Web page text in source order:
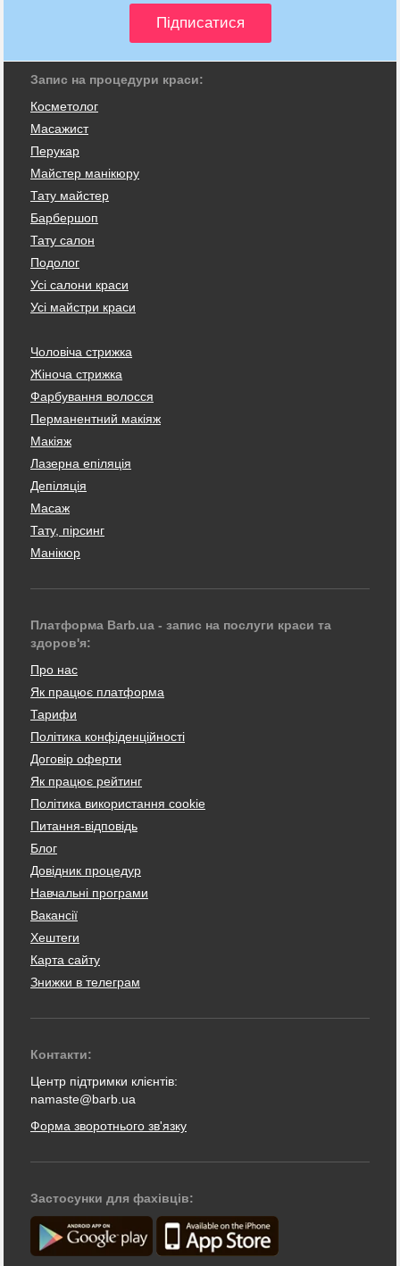
Запис на процедури краси:
Косметолог
Масажист
Перукар
Майстер манікюру
Тату майстер
Барбершоп
Тату салон
Подолог
Усі салони краси
Усі майстри краси
Чоловіча стрижка
Жіноча стрижка
Фарбування волосся
Перманентний макіяж
Макіяж
Лазерна епіляція
Депіляція
Масаж
Тату, пірсинг
Манікюр
Платформа Barb.ua - запис на послуги краси та
здоров'я:
Про нас
Як працює платформа
Тарифи
Політика конфіденційності
Договір оферти
Як працює рейтинг
Політика використання cookie
Питання-відповідь
Блог
Довідник процедур
Навчальні програми
Вакансії
Хештеги
Карта сайту
Знижки в телеграм
Контакти:
Центр підтримки клієнтів:
namaste@barb.ua
Форма зворотнього зв'язку
Застосунки для фахівців: